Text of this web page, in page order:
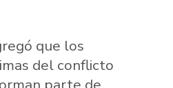
que los
del conflicto